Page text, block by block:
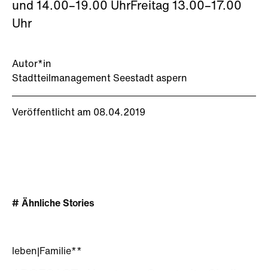
Autor*in
Stadtteilmanagement Seestadt aspern
Veröffentlicht am 08.04.2019
und 14.00–19.00 UhrFreitag 13.00–17.00
Uhr
# Ähnliche Stories
leben Familie**